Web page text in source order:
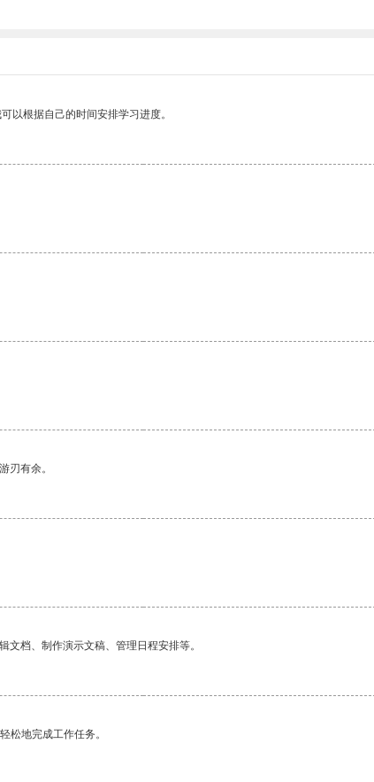
以根据自己的时间安排学习进度。
刃有余。
档、制作演示文稿、管理日程安排等。
松地完成工作任务。